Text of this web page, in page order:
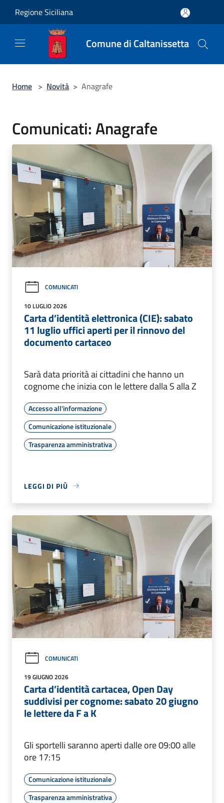
Regione Siciliana
Comune di Caltanissetta
Home > Novità > Anagrafe
Comunicati: Anagrafe
COMUNICATI
10 LUGLIO 2026
Carta d’identità elettronica (CIE): sabato
11 luglio uffici aperti per il rinnovo del
documento cartaceo
Sarà data priorità ai cittadini che hanno un
cognome che inizia con le lettere dalla S alla Z
Accesso all'informazione
Comunicazione istituzionale
Trasparenza amministrativa
LEGGI DI PIÙ
COMUNICATI
19 GIUGNO 2026
Carta d’identità cartacea, Open Day
suddivisi per cognome: sabato 20 giugno
le lettere da F a K
Gli sportelli saranno aperti dalle ore 09:00 alle
ore 17:15
Comunicazione istituzionale
Trasparenza amministrativa